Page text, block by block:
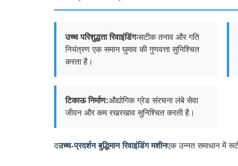
उच्च परिशुद्धता रिवाइंडिंगःसटीक तनाव और गति
नियंत्रण एक समान घुमाव की गुणवत्ता सुनिश्चित
करता है।
टिकाऊ निर्माण:औद्योगिक ग्रेड संरचना लंबे सेवा
जीवन और कम रखरखाव सुनिश्चित करती है।
दउच्च-प्रदर्शन बुद्धिमान रिवाइंडिंग मशीनएक उन्नत समाधान में